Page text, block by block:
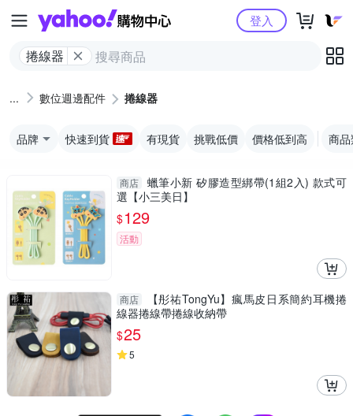
Yahoo購物中心
捲線器
登入
數位週邊配件 捲線器
品牌 快速到貨 有現貨 挑戰低價 價格低到高 商
商店
蠟筆小新 矽膠造型綁帶(1組2入) 款式可
選【小三美日】
$129
活動
商店
【彤祐TongYu】瘋馬皮日系簡約耳機捲
線器捲線帶捲線收納帶
$25
5